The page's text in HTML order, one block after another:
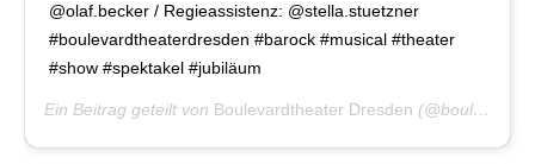
@olaf.becker / Regieassistenz: @stella.stuetzner
#boulevardtheaterdresden #barock #musical #theater
#show #spektakel #jubiläum
Ein Beitrag geteilt von Boulevardtheater Dresden (@boulevardtheater) am